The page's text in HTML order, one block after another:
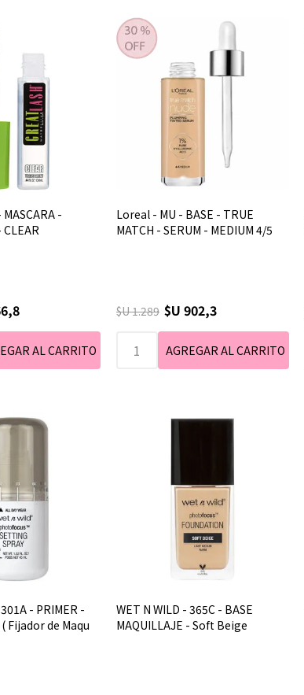
-
CLEAR
Loreal - MU - BASE - TRUE
MATCH - SERUM - MEDIUM 4/5
$U 1.289 $U 902,3
- PRIMER -
Fijador de Maqu
WET N WILD - 365C - BASE
MAQUILLAJE - Soft Beige